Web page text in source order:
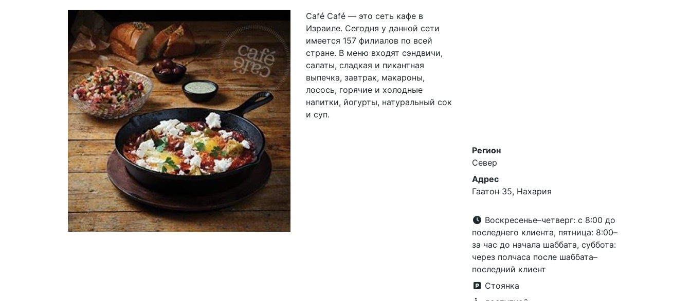
Café Café — это сеть кафе в
Израиле. Сегодня у данной сети
имеется 157 филиалов по всей
стране. В меню входят сэндвичи,
салаты, сладкая и пикантная
выпечка, завтрак, макароны,
лосось, горячие и холодные
напитки, йогурты, натуральный сок
и суп.
Регион
Север
Адрес
Гаатон 35, Нахария
Воскресенье–четверг: с 8:00 до
последнего клиента, пятница: 8:00–
за час до начала шаббата, суббота:
через полчаса после шаббата–
последний клиент
Стоянка